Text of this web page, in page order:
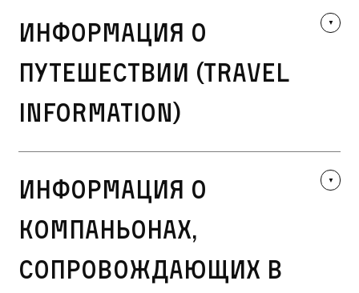
Информация о
путешествии (Travel
Information)
Информация о
компаньонах,
сопровождающих в